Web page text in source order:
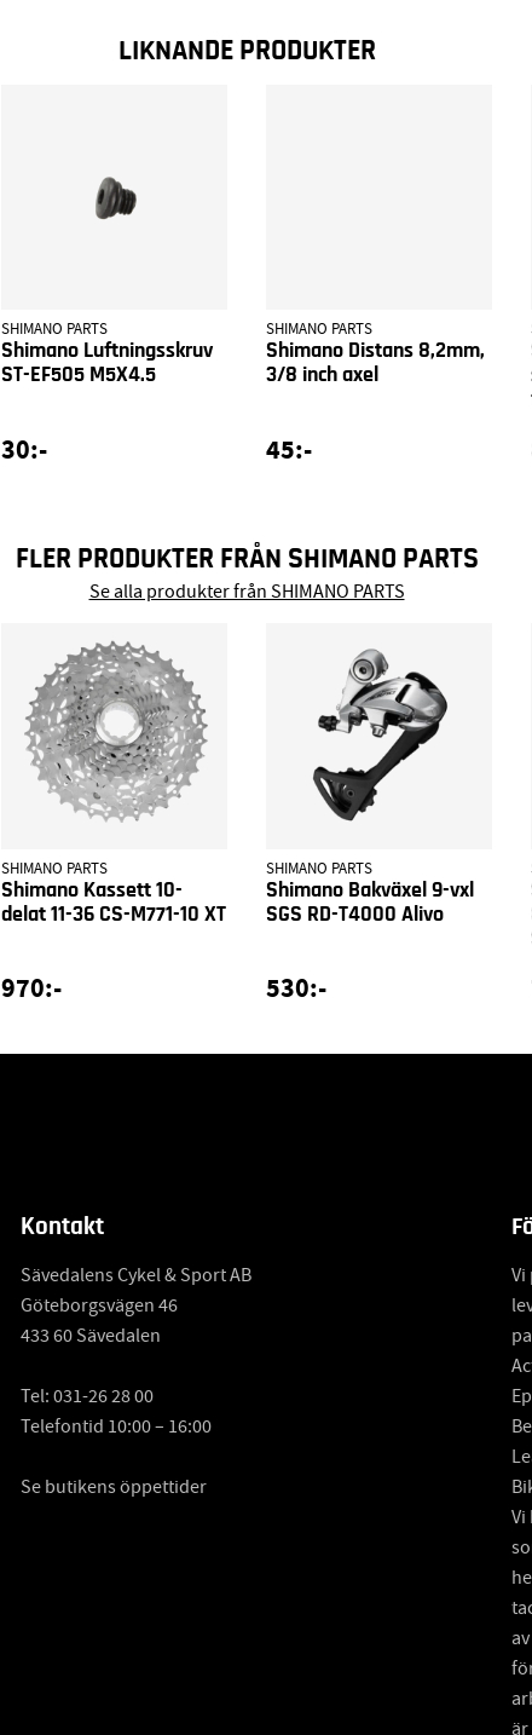
LIKNANDE PRODUKTER
SHIMANO PARTS
Shimano Luftningsskruv
ST-EF505 M5X4.5
30:-
SHIMANO PARTS
Shimano Distans 8,2mm,
3/8 inch axel
45:-
FLER PRODUKTER FRÅN SHIMANO PARTS
Se alla produkter från SHIMANO PARTS
SHIMANO PARTS
Shimano Kassett 10-
delat 11-36 CS-M771-10 XT
970:-
SHIMANO PARTS
Shimano Bakväxel 9-vxl
SGS RD-T4000 Alivo
530:-
Kontakt
Sävedalens Cykel & Sport AB
Göteborgsvägen 46
433 60 Sävedalen
Tel:031-26 28 00
Telefontid 10:00 – 16:00
Se butikens öppettider
Vi
Vi